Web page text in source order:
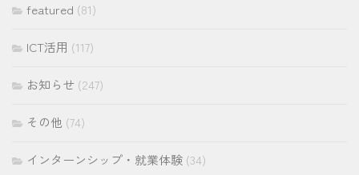
featured (81)
ICT活用 (117)
お知らせ (247)
その他 (74)
インターンシップ・就業体験 (34)